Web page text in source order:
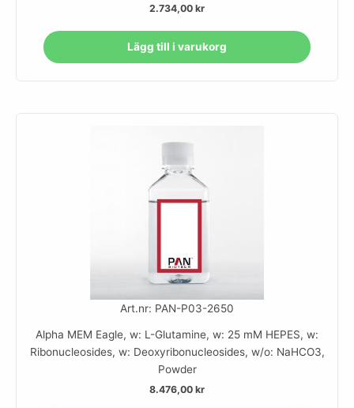
2.734,00 kr
Lägg till i varukorg
Art.nr: PAN-P03-2650
Alpha MEM Eagle, w: L-Glutamine, w: 25 mM HEPES, w:
Ribonucleosides, w: Deoxyribonucleosides, w/o: NaHCO3,
Powder
8.476,00 kr